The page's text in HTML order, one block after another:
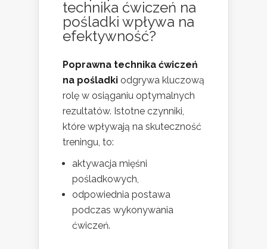
technika ćwiczeń na
pośladki wpływa na
efektywność?
Poprawna technika ćwiczeń
na pośladki odgrywa kluczową
rolę w osiąganiu optymalnych
rezultatów. Istotne czynniki,
które wpływają na skuteczność
treningu, to:
aktywacja mięśni
pośladkowych,
odpowiednia postawa
podczas wykonywania
ćwiczeń.